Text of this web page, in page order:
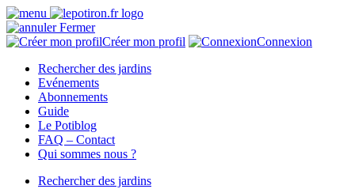
Fermer
Créer mon profil
Connexion
Rechercher des jardins
Evénements
Abonnements
Guide
Le Potiblog
FAQ – Contact
Qui sommes nous ?
Rechercher des jardins